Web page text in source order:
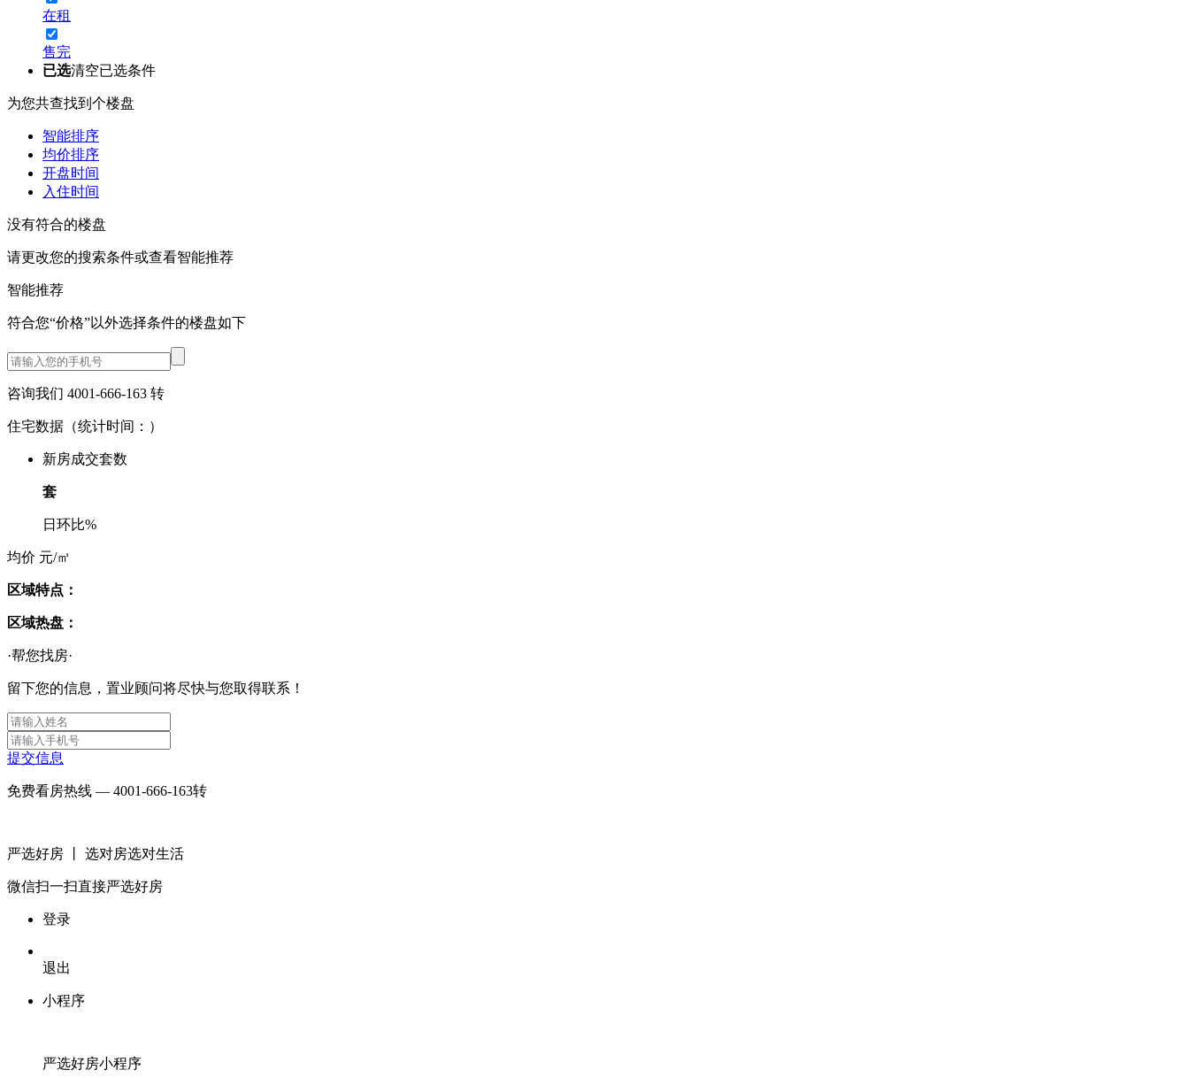
在租
售完
已选清空已选条件
为您共查找到 个楼盘
智能排序
均价排序
开盘时间
入住时间
没有符合的楼盘
请更改您的搜索条件或查看智能推荐
智能推荐
符合您“价格”以外选择条件的楼盘如下
咨询我们 4001-666-163 转
住宅数据 （统计时间： ）
新房成交套数
套
日环比%
均价 元/㎡
区域特点：
区域热盘：
·帮您找房·
留下您的信息，置业顾问将尽快与您取得联系！
提交信息
免费看房热线 — 4001-666-163转
严选好房 丨 选对房选对生活
微信扫一扫直接严选好房
登录
退出
小程序
严选好房小程序